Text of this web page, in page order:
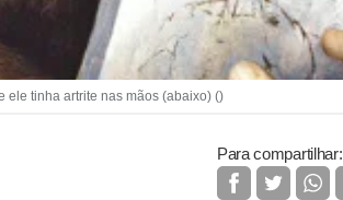
ele tinha artrite nas mãos (abaixo) ()
Para compartilhar: